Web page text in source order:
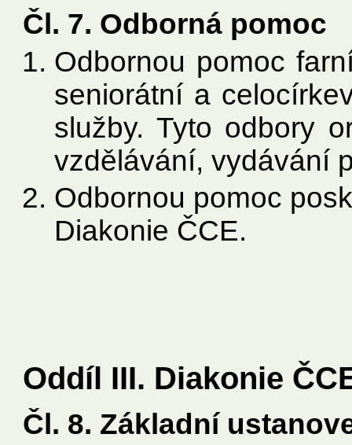
Čl. 7. Odborná pomoc
Odbornou pomoc
seniorátní a
služby. Tyto odbory
vzdělávání, vydávání
Odbornou pomoc
Diakonie ČCE.
Oddíl III. Diakonie
Čl. 8. Základní